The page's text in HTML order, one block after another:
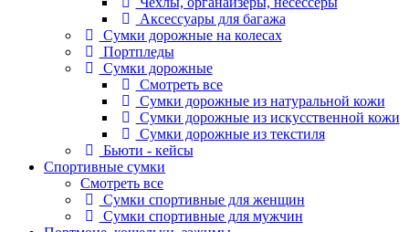
Аксессуары для багажа
Сумки дорожные на колесах
Портпледы
Сумки дорожные
Смотреть все
Сумки дорожные из натуральной кожи
Сумки дорожные из искусственной кожи
Сумки дорожные из текстиля
Бьюти - кейсы
Спортивные сумки
Смотреть все
Сумки спортивные для женщин
Сумки спортивные для мужчин